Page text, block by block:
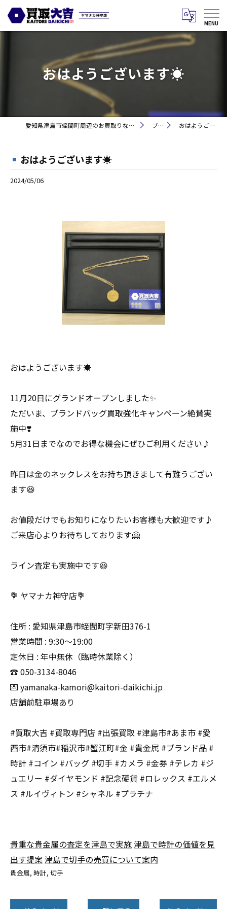
おはようございます☀
愛知県津島市蛭間町周辺のお買取りなら買取大吉 ヤマナカ神守店 ブログ おはようございます☀
おはようございます☀
2024/05/06
おはようございます☀
11月20日にグランドオープンしました✨
ただいま、ブランドバッグ買取強化キャンペーン絶賛実
施中❣️
5月31日までなのでお得な機会にぜひご利用ください♪
昨日は金のネックレスをお持ち頂きまして有難うござい
ます😆
お値段だけでもお知りになりたいお客様も大歓迎です♪
ご来店心よりお待ちしております🤗
ライン査定も実施中です😆
💐 ヤマナカ神守店💐
住所 : 愛知県津島市蛭間町字新田376-1
営業時間 : 9:30〜19:00
定休日 : 年中無休（臨時休業除く）
☎️ 050-3134-8046
💌 yamanaka-kamori@kaitori-daikichi.jp
店舗前駐車場あり
#買取大吉 #買取専門店 #出張買取 #津島市#あま市 #愛
西市#清須市#稲沢市#蟹江町#金 #貴金属 #ブランド品 #
時計 #コイン #バッグ #切手 #カメラ #金券 #テレカ #ジ
ュエリー #ダイヤモンド #記念硬貨 #ロレックス #エルメ
ス #ルイヴィトン #シャネル #プラチナ
貴重な貴金属の査定を津島で実施 津島で時計の価値を見
出す提案 津島で切手の売買について案内
貴金属 時計 切手